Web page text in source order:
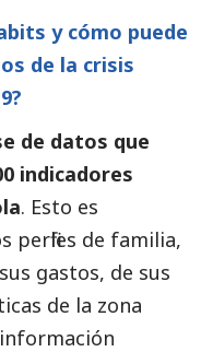
y cómo puede
de la crisis
de datos que
indicadores
. Esto es
perfiles de familia,
gastos, de sus
de la zona